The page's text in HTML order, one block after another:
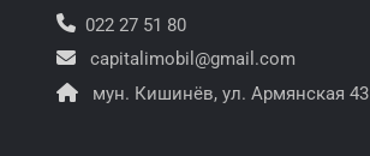
022 27 51 80
capitalimobil@gmail.com
мун. Кишинёв, ул. Армянская 43